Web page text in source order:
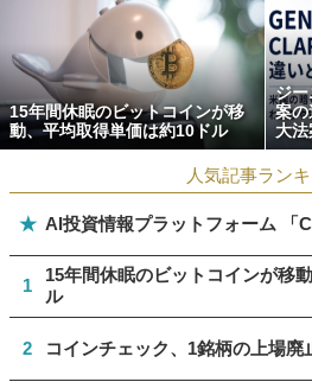
15年間休眠のビットコインが移
動、平均取得単価は約10ドル
ジー
案の
大法
人気記事ラン
★ AI投資情報プラットフォーム 「
1
15年間休眠のビットコインが移
ル
2 コインチェック、1銘柄の上場廃